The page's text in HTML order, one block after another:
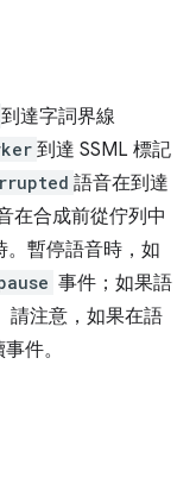
到達字詞界線
到達 SSML 標記
語音在到達
在合成前從佇列中
。暫停語音時，如
事件；如果語
請注意，如果在語
件。